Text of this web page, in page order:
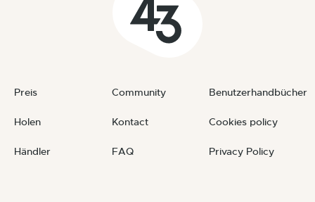
Preis
Holen
Händler
Community
Kontact
FAQ
Benutzerhandbücher
Cookies policy
Privacy Policy